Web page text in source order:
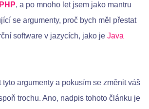
PHP, a po mnoho let jsem jako mantru
se argumenty, proč bych měl přestat
software v jazycích, jako je Java
tyto argumenty a pokusím se změnit váš
trochu. Ano, nadpis tohoto článku je